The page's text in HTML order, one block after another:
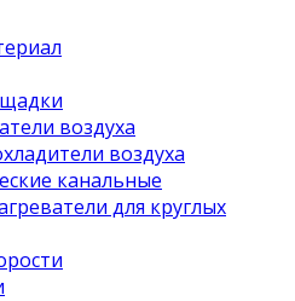
воздуха
воздуха
канальные
для круглых